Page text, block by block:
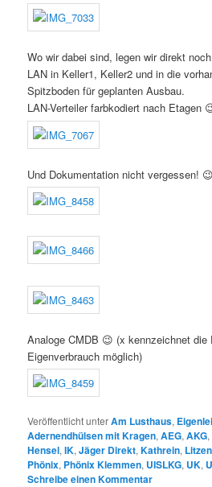
Wo wir dabei sind, legen wir direkt
LAN in Keller1, Keller2 und in die
Spitzboden für geplanten Ausbau.
LAN-Verteiler farbkodiert nach Etagen
Und Dokumentation nicht vergessen! 😉
Analoge CMDB 😉 (x kennzeichnet die
Eigenverbrauch möglich)
Veröffentlicht unterAm Lusthaus,
Adernendhülsen mit Kragen,AEG,AKG,
Hensel,IK,Jäger Direkt,Kathrein, Litzen
Phönix, Phönix Klemmen, UISLKG, UK,
Schreibe einen Kommentar